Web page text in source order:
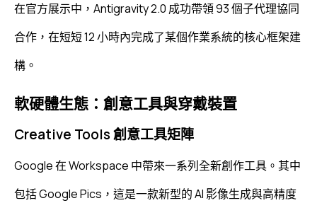
在官方展示中，Antigravity 2.0 成功帶領 93 個子代理協同
合作，在短短 12 小時內完成了某個作業系統的核心框架建
構。
軟硬體生態：創意工具與穿戴裝置
Creative Tools 創意工具矩陣
Google 在 Workspace 中帶來一系列全新創作工具。其中
包括 Google Pics，這是一款新型的 AI 影像生成與高精度